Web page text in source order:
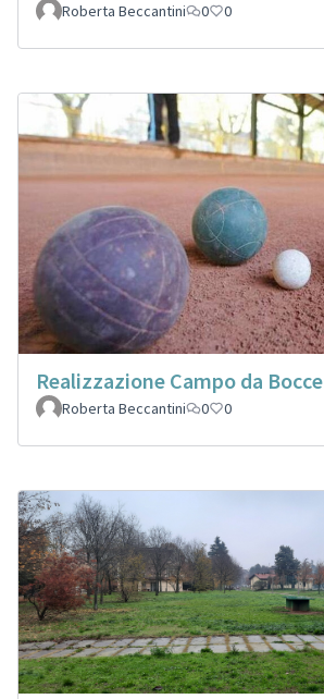
Roberta Beccantini 0 0
Realizzazione Campo da Bocce
Roberta Beccantini
0 0